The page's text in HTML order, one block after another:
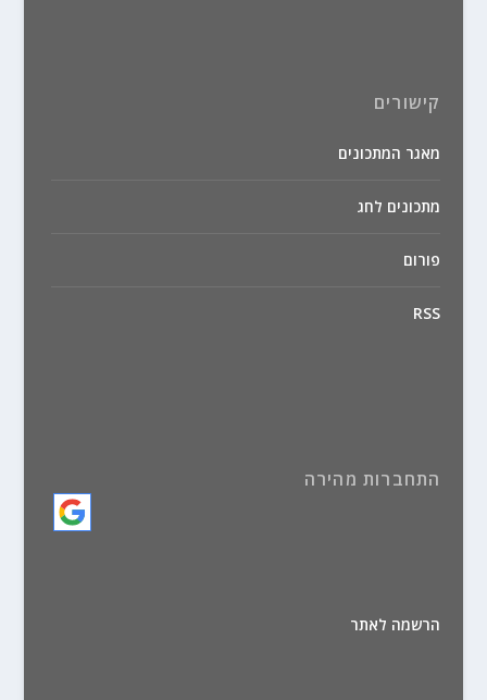
קישורים
מאגר המתכונים
מתכונים לחג
פורום
RSS
התחברות מהירה
הרשמה לאתר